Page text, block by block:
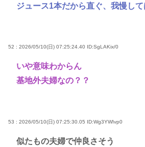
ジュース1本だから直ぐ、我慢し
52 : 2026/05/10(日) 07:25:24.40 ID:SgLAKix/0
いや意味わからん
基地外夫婦なの？？
53 : 2026/05/10(日) 07:25:30.05 ID:Wg3YWIvp0
似たもの夫婦で仲良さそう